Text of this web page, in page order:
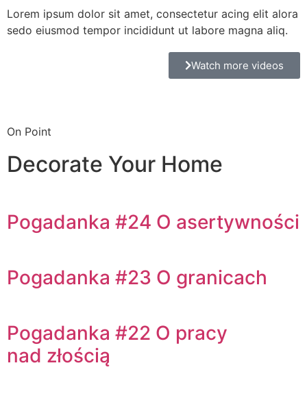
Lorem ipsum dolor sit amet, consectetur acing elit alora
sedo eiusmod tempor incididunt ut labore magna aliq.
Watch more videos
On Point
Decorate Your Home
Pogadanka #24 O asertywności
Pogadanka #23 O granicach
Pogadanka #22 O pracy
nad złością